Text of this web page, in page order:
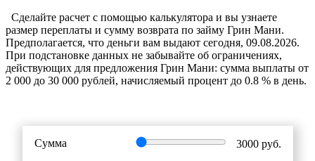
Cделайте расчет c помощью калькулятора и вы узнаете
размер переплаты и сумму возврата по займу Грин Мани.
Предполагается, что деньги вам выдают сегодня, 09.08.2026.
При подстановке данных не забывайте об ограничениях,
действующих для предложения Грин Мани: сумма выплаты от
2 000 до 30 000 рублей, начисляемый процент до 0.8 % в день.
Сумма 3000руб.